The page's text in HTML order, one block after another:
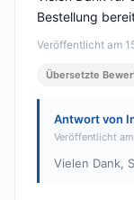
Veröffentlicht am
Bestellung
Übersetzte
Antwort von
Veröffentlicht
Vielen Dank,